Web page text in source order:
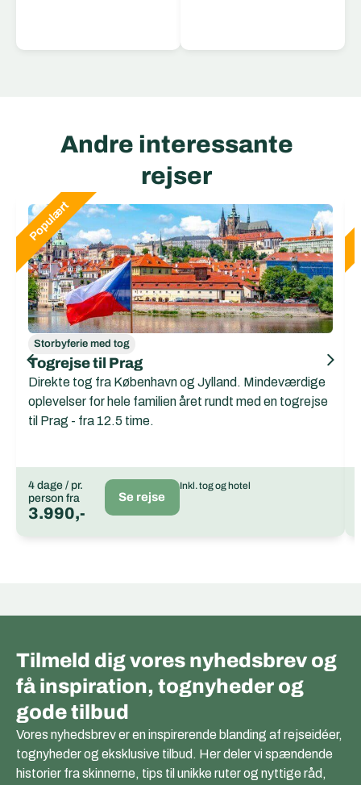
Andre interessante
rejser
Storbyferie med tog
Togrejse til Prag
Direkte tog fra København og Jylland. Mindeværdige
oplevelser for hele familien året rundt med en togrejse
til Prag - fra 12.5 time.
4 dage / pr.
person fra
3.990,-
Se rejse
Inkl. tog og hotel
Tilmeld dig vores nyhedsbrev og
få inspiration, tognyheder og
gode tilbud
Vores nyhedsbrev er en inspirerende blanding af rejseidéer,
tognyheder og eksklusive tilbud. Her deler vi spændende
historier fra skinnerne, tips til unikke ruter og nyttige råd,